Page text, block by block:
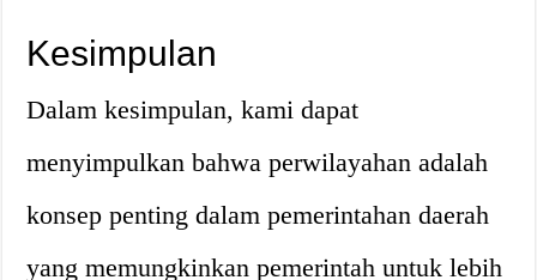
Kesimpulan
Dalam kesimpulan, kami dapat
menyimpulkan bahwa perwilayahan adalah
konsep penting dalam pemerintahan daerah
yang memungkinkan pemerintah untuk lebih